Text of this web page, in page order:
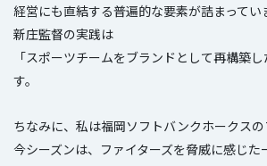
経営にも直結する普遍的な要素が詰まってい
新庄監督の実践は
「スポーツチームをブランドとして再構築
す。
ちなみに、私は福岡ソフトバンクホークスの
今シーズンは、ファイターズを脅威に感じた